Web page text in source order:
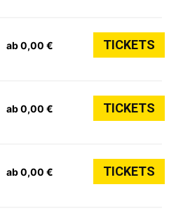
ab 0,00 € TICKETS
ab 0,00 € TICKETS
ab 0,00 € TICKETS